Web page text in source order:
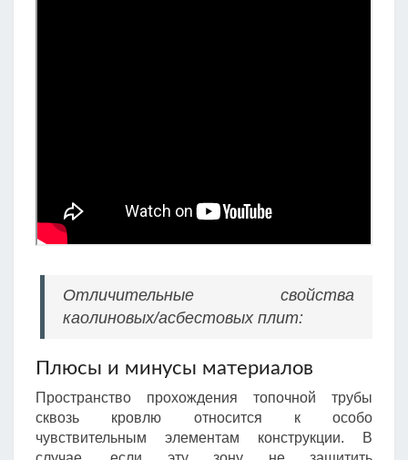
Отличительные свойства
каолиновых/асбестовых плит:
Плюсы и минусы материалов
Пространство прохождения топочной трубы
сквозь кровлю относится к особо
чувствительным элементам конструкции. В